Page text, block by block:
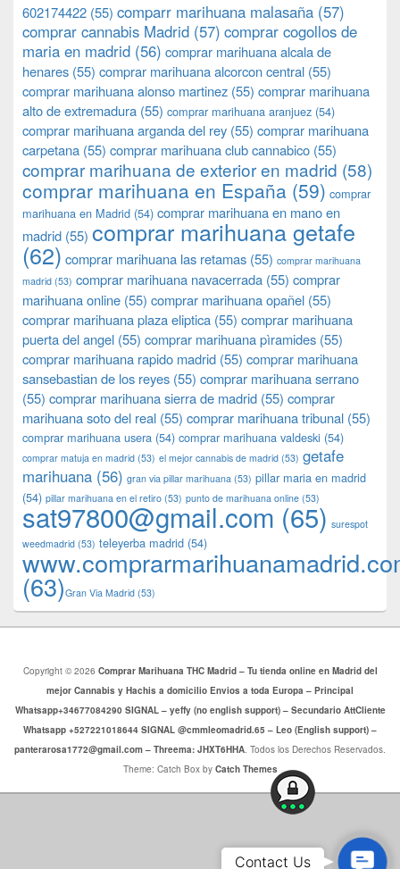
602174422 (55) comparr marihuana malasaña (57)
comprar cannabis Madrid (57) comprar cogollos de
maria en madrid (56) comprar marihuana alcala de
henares (55) comprar marihuana alcorcon central (55)
comprar marihuana alonso martinez (55) comprar marihuana
alto de extremadura (55) comprar marihuana aranjuez (54)
comprar marihuana arganda del rey (55) comprar marihuana
carpetana (55) comprar marihuana club cannabico (55)
comprar marihuana de exterior en madrid (58)
comprar marihuana en España (59) comprar
marihuana en Madrid (54) comprar marihuana en mano en
madrid (55) comprar marihuana getafe
(62) comprar marihuana las retamas (55) comprar marihuana
madrid (53) comprar marihuana navacerrada (55) comprar
marihuana online (55) comprar marihuana opañel (55)
comprar marihuana plaza eliptica (55) comprar marihuana
puerta del angel (55) comprar marihuana pìramides (55)
comprar marihuana rapido madrid (55) comprar marihuana
sansebastian de los reyes (55) comprar marihuana serrano
(55) comprar marihuana sierra de madrid (55) comprar
marihuana soto del real (55) comprar marihuana tribunal (55)
comprar marihuana usera (54) comprar marihuana valdeski (54)
comprar matuja en madrid (53) el mejor cannabis de madrid (53) getafe
marihuana (56) gran via pillar marihuana (53) pillar maria en madrid
(54) pillar marihuana en el retiro (53) punto de marihuana online (53)
sat97800@gmail.com (65) surespot
weedmadrid (53) teleyerba madrid (54)
(63)​​Gran Via Madrid (53)
Copyright © 2026 Comprar Marihuana THC Madrid – Tu tienda online en Madrid del
mejor Cannabis y Hachis a domicilio Envios a toda Europa – Principal
Whatsapp+34677084290 SIGNAL – yeffy (no english support) – Secundario AttCliente
Whatsapp +527221018644 SIGNAL @cmmleomadrid.65 – Leo (English support) –
panterarosa1772@gmail.com – Threema: JHXT6HHA. Todos los Derechos Reservados.
Theme: Catch Box by Catch Themes
Contact Us